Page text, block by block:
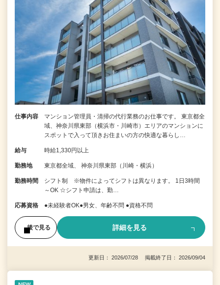
仕事内容
マンション管理員・清掃の代行業務のお仕事です。 東京都全
域、神奈川県東部（横浜市・川崎市）エリアのマンションに
スポットで入って頂きお住まいの方の快適な暮らし…
給与 時給1,330円以上
勤務地 東京都全域、 神奈川県東部（川崎・横浜）
勤務時間
シフト制 ※物件によってシフトは異なります。 1日3時間
～OK ☆シフト申請は、勤…
応募資格 ●未経験者OK●男女、年齢不問 ●資格不問
後で見る 詳細を見る
更新日： 2026/07/28 掲載終了日： 2026/09/04